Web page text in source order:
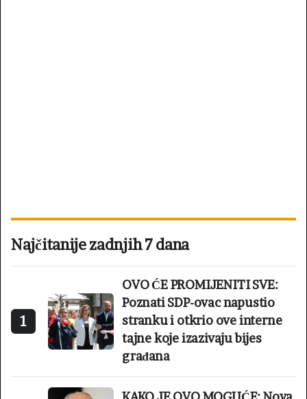
Najčitanije zadnjih 7 dana
1
OVO ĆE PROMIJENITI SVE:
Poznati SDP-ovac napustio
stranku i otkrio ove interne
tajne koje izazivaju bijes
građana